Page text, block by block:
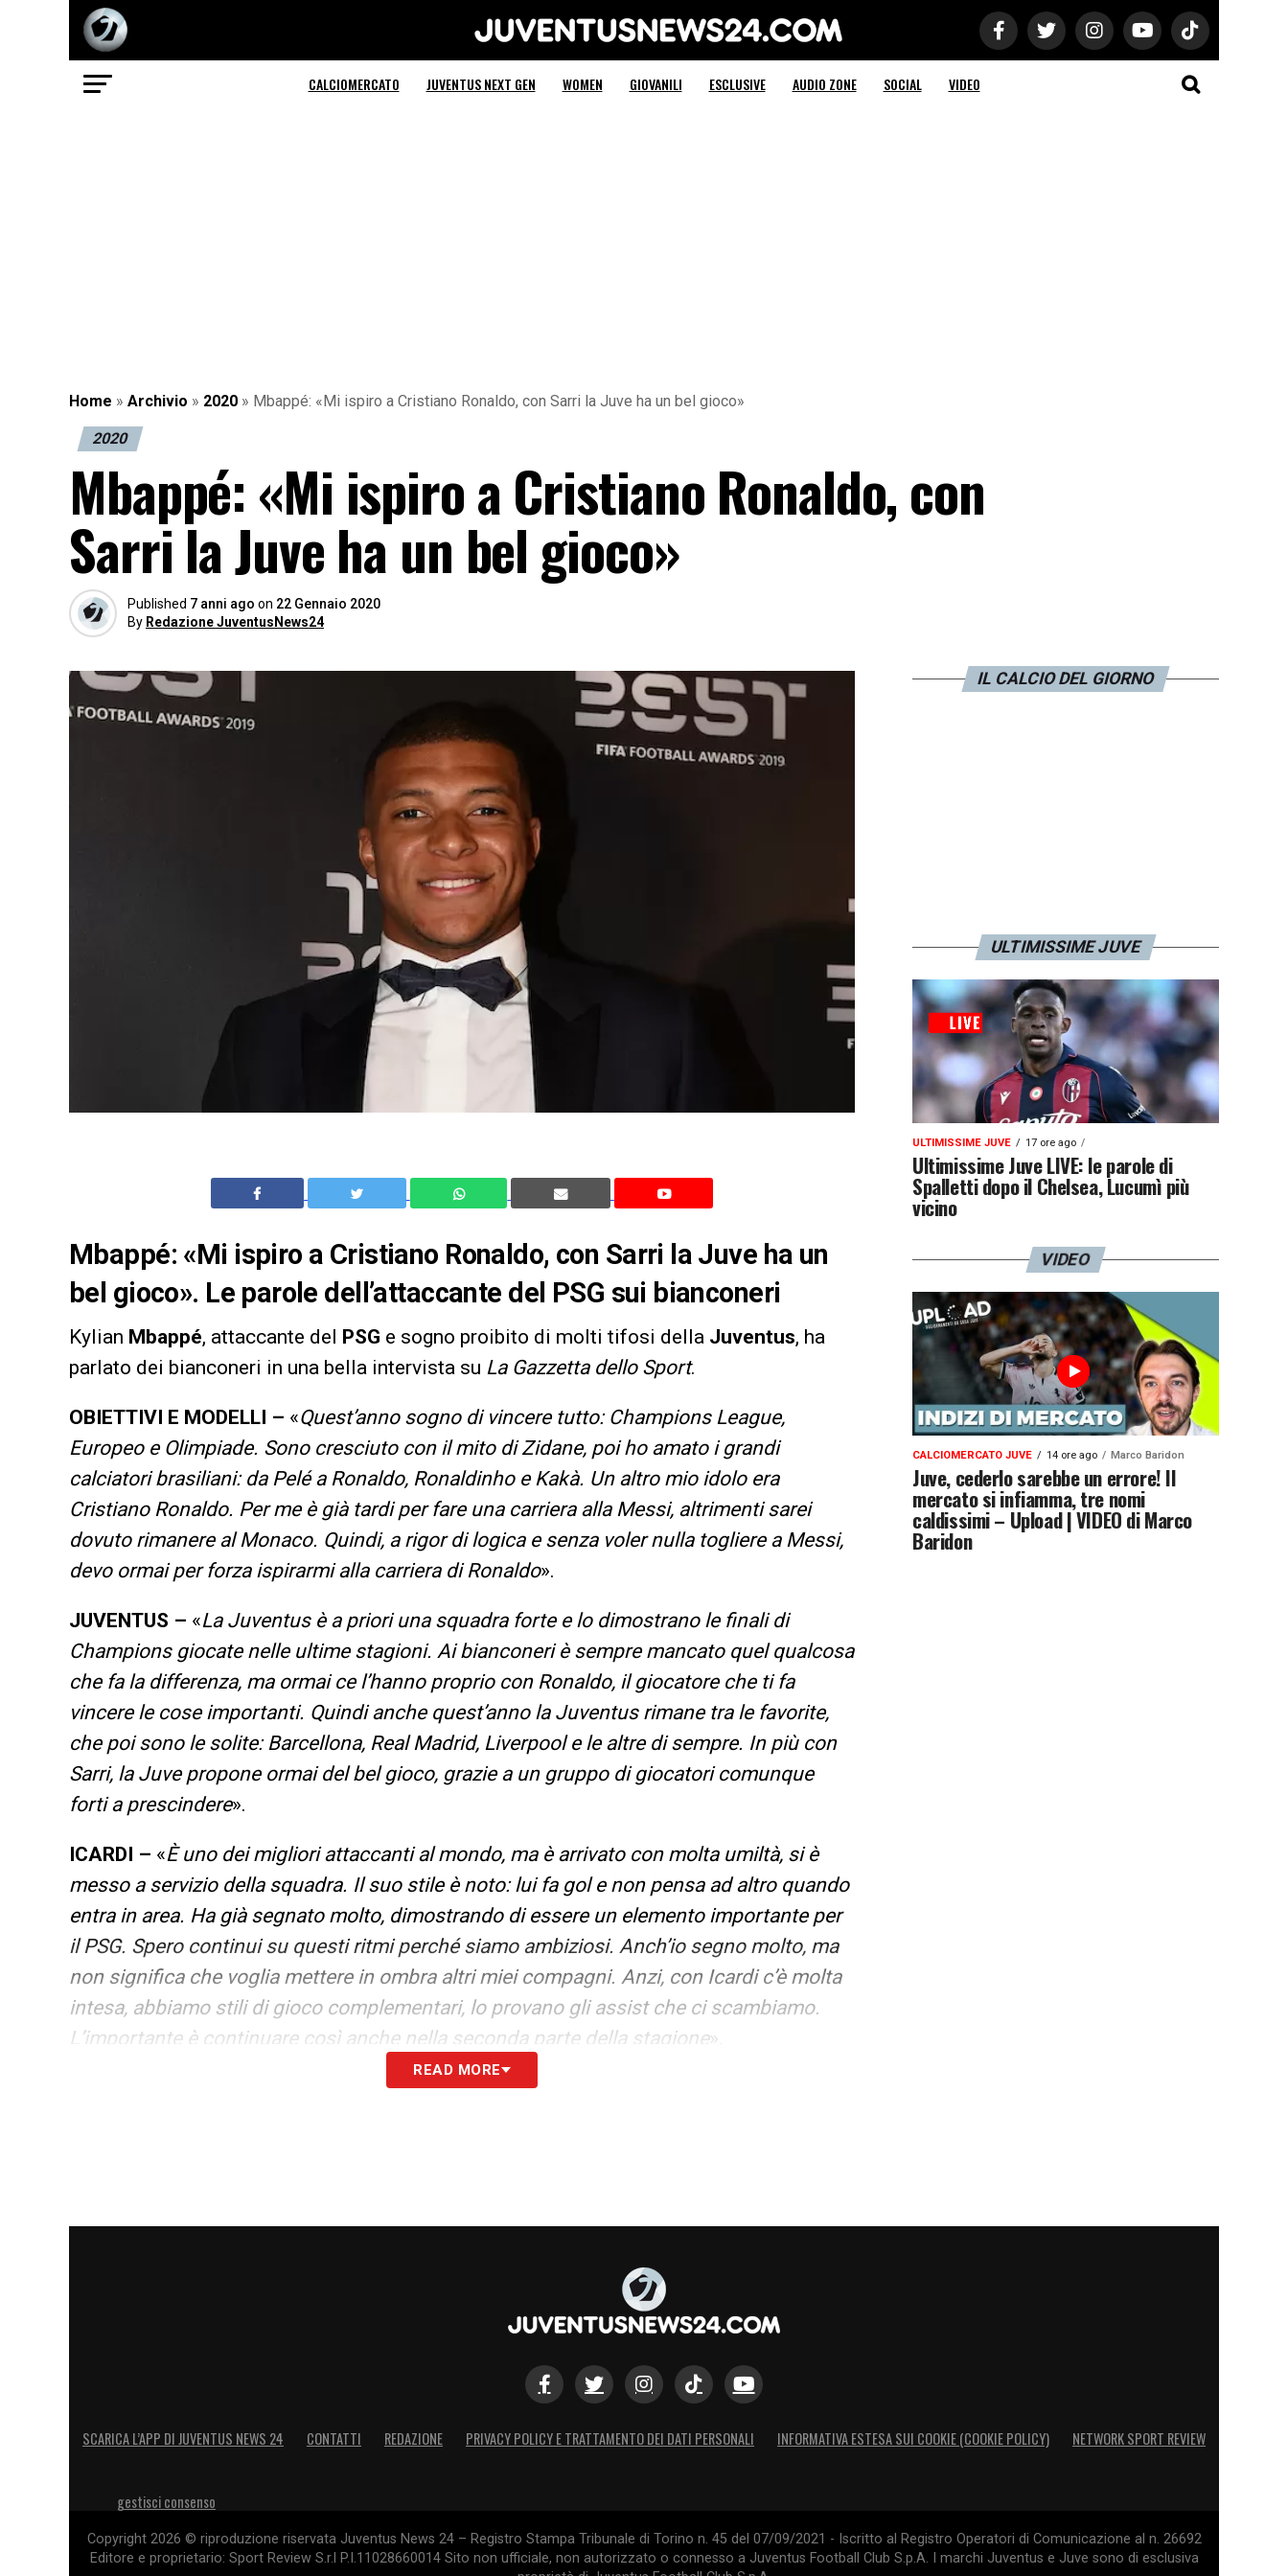
Juventus News 24
CALCIOMERCATO JUVENTUS NEXT GEN WOMEN GIOVANILI ESCLUSIVE AUDIO ZONE SOCIAL VIDEO
Home » Archivio » 2020 » Mbappé: «Mi ispiro a Cristiano Ronaldo, con Sarri la Juve ha un bel gioco»
2020
Mbappé: «Mi ispiro a Cristiano Ronaldo, con
Sarri la Juve ha un bel gioco»
Published 7 anni ago on 22 Gennaio 2020
By Redazione JuventusNews24
Mbappé: «Mi ispiro a Cristiano Ronaldo, con Sarri la Juve ha un
bel gioco». Le parole dell’attaccante del PSG sui bianconeri
Kylian Mbappé, attaccante del PSG e sogno proibito di molti tifosi della Juventus, ha
parlato dei bianconeri in una bella intervista su La Gazzetta dello Sport.
OBIETTIVI E MODELLI – «Quest’anno sogno di vincere tutto: Champions League,
Europeo e Olimpiade. Sono cresciuto con il mito di Zidane, poi ho amato i grandi
calciatori brasiliani: da Pelé a Ronaldo, Ronaldinho e Kakà. Un altro mio idolo era
Cristiano Ronaldo. Per me è già tardi per fare una carriera alla Messi, altrimenti sarei
dovuto rimanere al Monaco. Quindi, a rigor di logica e senza voler nulla togliere a Messi,
devo ormai per forza ispirarmi alla carriera di Ronaldo».
JUVENTUS – «La Juventus è a priori una squadra forte e lo dimostrano le finali di
Champions giocate nelle ultime stagioni. Ai bianconeri è sempre mancato quel qualcosa
che fa la differenza, ma ormai ce l’hanno proprio con Ronaldo, il giocatore che ti fa
vincere le cose importanti. Quindi anche quest’anno la Juventus rimane tra le favorite,
che poi sono le solite: Barcellona, Real Madrid, Liverpool e le altre di sempre. In più con
Sarri, la Juve propone ormai del bel gioco, grazie a un gruppo di giocatori comunque
forti a prescindere».
ICARDI – «È uno dei migliori attaccanti al mondo, ma è arrivato con molta umiltà, si è
messo a servizio della squadra. Il suo stile è noto: lui fa gol e non pensa ad altro quando
entra in area. Ha già segnato molto, dimostrando di essere un elemento importante per
il PSG. Spero continui su questi ritmi perché siamo ambiziosi. Anch’io segno molto, ma
non significa che voglia mettere in ombra altri miei compagni. Anzi, con Icardi c’è molta
intesa, abbiamo stili di gioco complementari, lo provano gli assist che ci scambiamo.
L’importante è continuare così anche nella seconda parte della stagione».
È un fenomeno. Mi pare sia evidente per tutti. È il giocatore che mi ha
campo. Per lui sono state due stagioni difficili, ma sta tornando ai suoi livelli migliori. È
di schierare attaccanti del nostro livello, ma l’attacco non fa tutto. Serve comunque lo
spirito di squadra e per primi noi attaccanti dobbiamo metterci a servizio del gioco
READ MORE
IL CALCIO DEL GIORNO
ULTIMISSIME JUVE
ULTIMISSIME JUVE 17 ore ago
Ultimissime Juve LIVE: le parole di
Spalletti dopo il Chelsea, Lucumì più
vicino
VIDEO
CALCIOMERCATO JUVE 14 ore ago Marco Baridon
Juve, cederlo sarebbe un errore! Il
mercato si infiamma, tre nomi
caldissimi – Upload | VIDEO di Marco
Baridon
SCARICA L’APP DI JUVENTUS NEWS 24 CONTATTI REDAZIONE PRIVACY POLICY E TRATTAMENTO DEI DATI PERSONALI INFORMATIVA ESTESA SUI COOKIE (COOKIE POLICY) NETWORK SPORT REVIEW
gestisci consenso
Copyright 2026 © riproduzione riservata Juventus News 24 – Registro Stampa Tribunale di Torino n. 45 del 07/09/2021 - Iscritto al Registro Operatori di Comunicazione al n. 26692
Editore e proprietario: Sport Review S.r.l P.I.11028660014 Sito non ufficiale, non autorizzato o connesso a Juventus Football Club S.p.A. I marchi Juventus e Juve sono di esclusiva